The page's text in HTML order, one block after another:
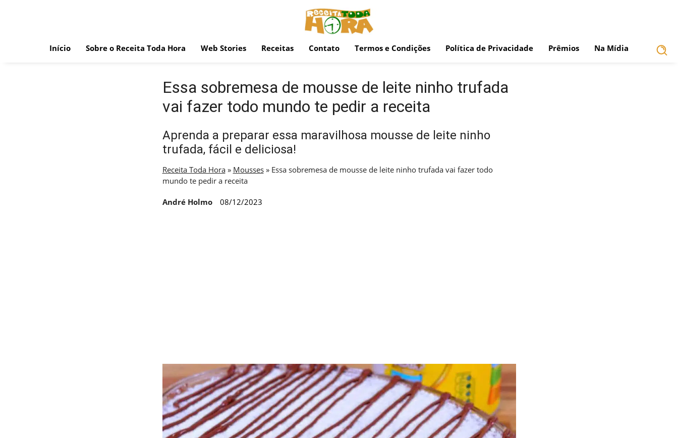
Início Sobre o Receita Toda Hora Web Stories Receitas Contato Termos e Condições Política de Privacidade Prêmios Na Mídia
Essa sobremesa de mousse de leite ninho trufada
vai fazer todo mundo te pedir a receita
Aprenda a preparar essa maravilhosa mousse de leite ninho
trufada, fácil e deliciosa!
Receita Toda Hora» Mousses» Essa sobremesa de mousse de leite ninho trufada vai fazer todo
mundo te pedir a receita
André Holmo 08/12/2023